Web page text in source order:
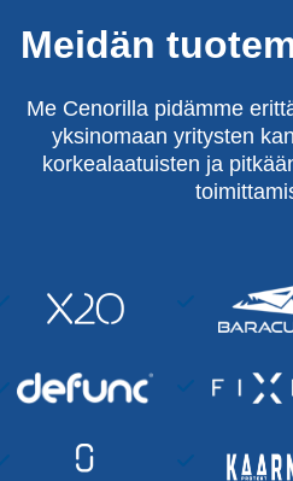
Meidän
Me Cenorilla pidämme
yksinomaan yritysten
korkealaatuisten ja